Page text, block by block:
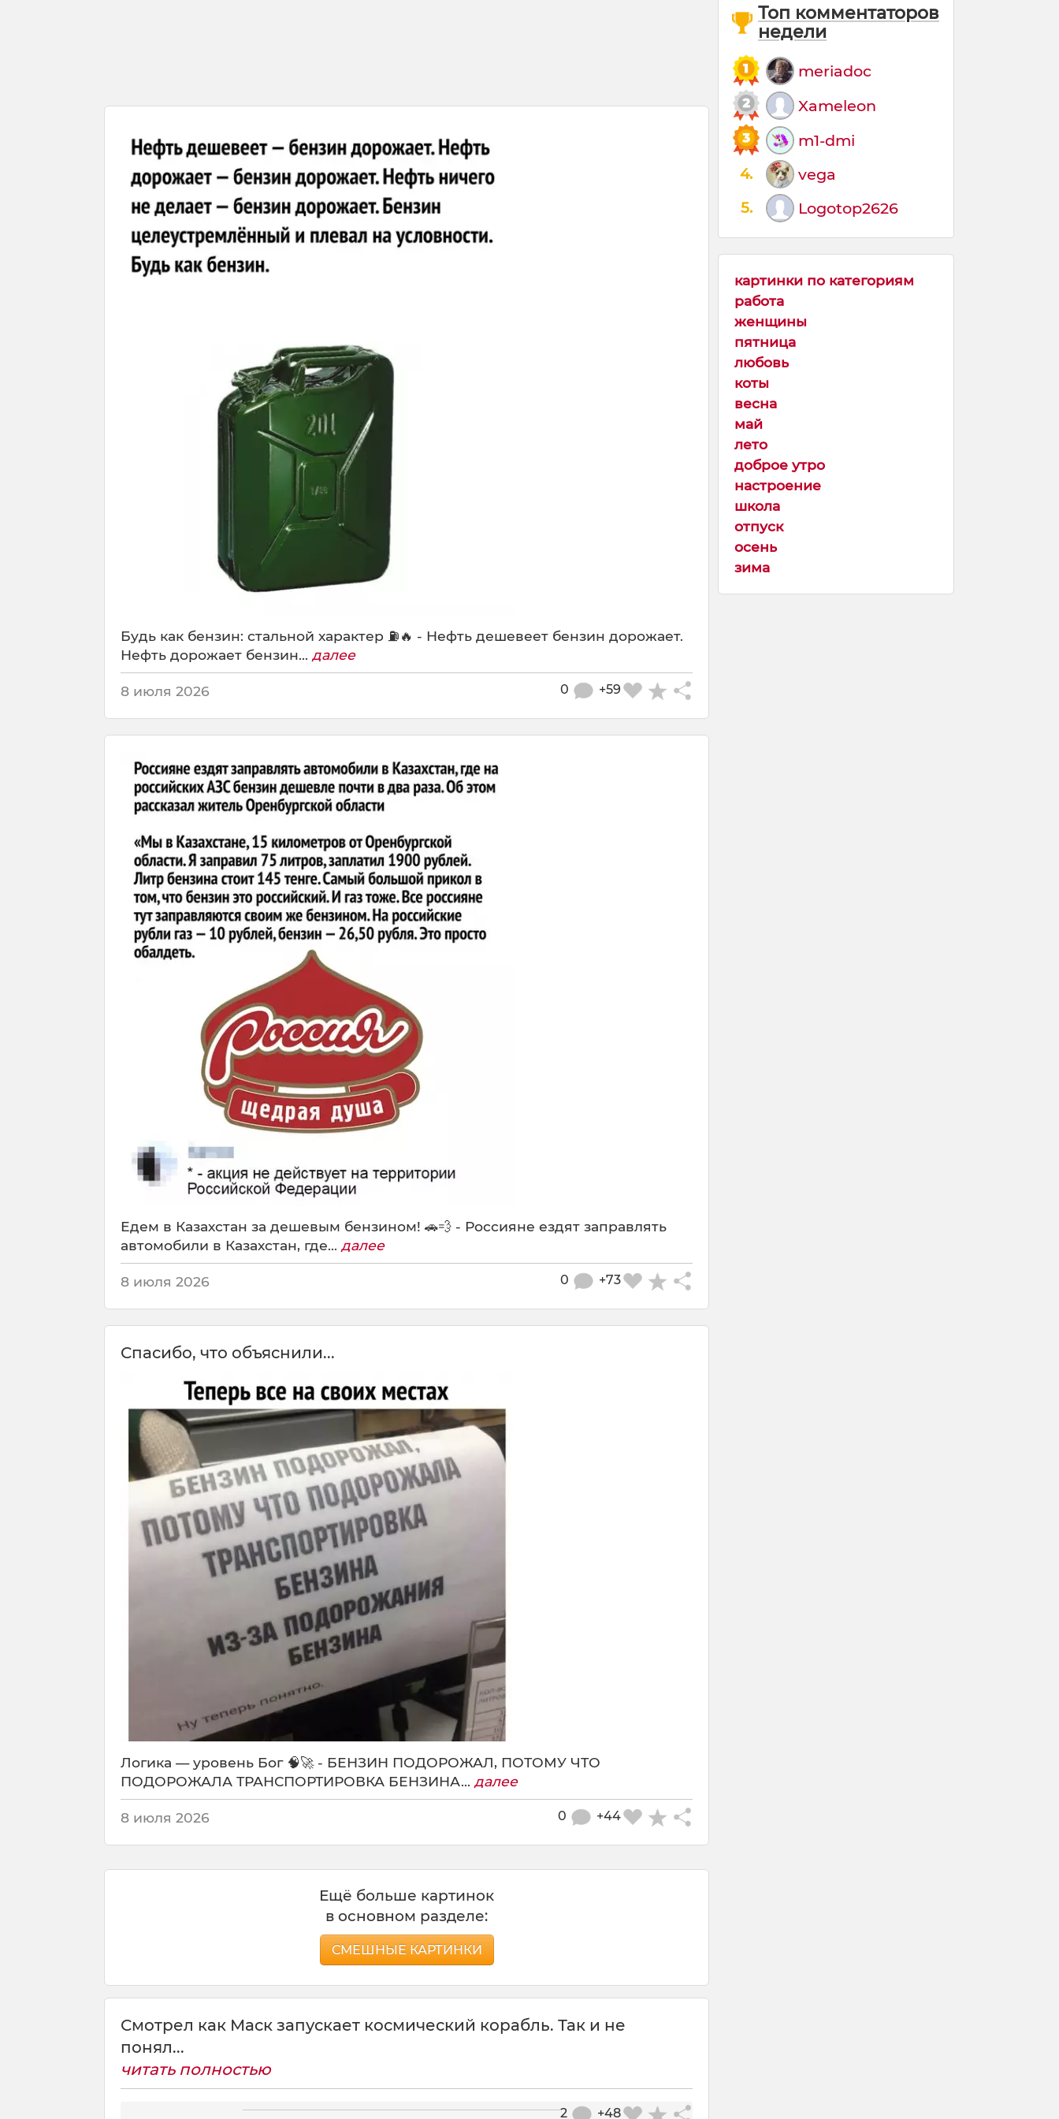
Будь как бензин: стальной характер ⛽️🔥 - Нефть дешевеет бензин дорожает.
Нефть дорожает бензин... далее
8 июля 2026 +59
0
Едем в Казахстан за дешевым бензином! 🚗💨 - Россияне ездят заправлять
автомобили в Казахстан, где... далее
8 июля 2026 +73
0
Спасибо, что объяснили...
Логика — уровень Бог 🧠🚀 - БЕНЗИН ПОДОРОЖАЛ, ПОТОМУ ЧТО
ПОДОРОЖАЛА ТРАНСПОРТИРОВКА БЕНЗИНА... далее
8 июля 2026 +44
0
Ещё больше картинок
в основном разделе:
СМЕШНЫЕ КАРТИНКИ
Смотрел как Маск запускает космический корабль. Так и не
понял...
читать полностью
+48
2
Топ комментаторов
недели
meriadoc
Xameleon
m1-dmi
4. vega
5. Logotop2626
картинки по категориям
работа
женщины
пятница
любовь
коты
весна
май
лето
доброе утро
настроение
школа
отпуск
осень
зима